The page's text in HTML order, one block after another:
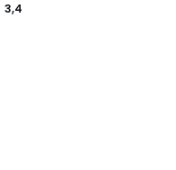
3,4